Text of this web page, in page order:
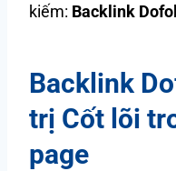
kiếm: Backlink
Backlink
trị Cốt lõi
page